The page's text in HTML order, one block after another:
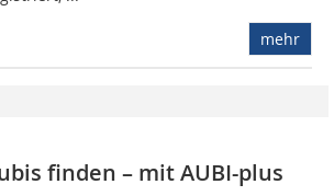
mehr
finden – mit AUBI-plus